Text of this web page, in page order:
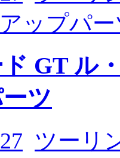
ップパ
GT ル
ツ
ツーリ